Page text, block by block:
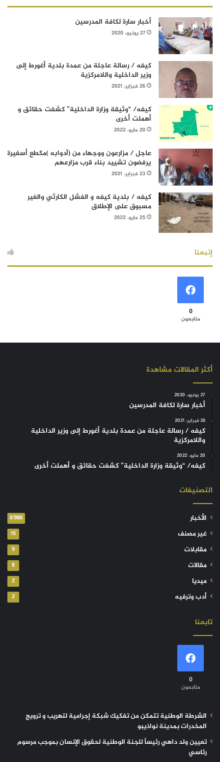
أخبار سارة لكافة المدرسين
27 يونيو، 2020
كيفه / رسالة عاجلة من عمدة بلدية أغورط إلى
وزير الداخلية واللامركزية
26 فبراير، 2021
كيفه/ “وثيقة وزارة الداخلية” كشفت حقائق و
أهملت أخرى
20 مايو، 2022
عاجل / مزارعون ووجهاء من (آدوابه )مكطع أسفيرة
يرفضون تشييد بناء قرب مزارعهم
23 فبراير، 2021
كيفه / بلدية كيفه و الفشل الكارثي والغير
مسبوق على الإطلاق
25 مايو، 2022
إتبعنا
0
متابعون
أكثر المقالات مشاهدة
27 يونيو، 2020
أخبار سارة لكافة المدرسين
26 فبراير، 2021
كيفه / رسالة عاجلة من عمدة بلدية أغورط إلى وزير الداخلية
واللامركزية
20 مايو، 2022
كيفه/ “وثيقة وزارة الداخلية” كشفت حقائق و أهملت أخرى
التصنيفات
الأخبار 6٬986
غير مصنف 15
مقابلات 9
مقالات 8
ميديا 2
أدب وترفيه 2
تابعنا
0
متابعون
الشرطة الوطنية تتمكن من تفكيك شبكة إجرامية لتهريب و ترويج
المخدرات بمدينة نواذيبو
تعيين ولد داهي رئيساً للجنة الوطنية لحقوق الإنسان بموجب مرسوم
رئاسي